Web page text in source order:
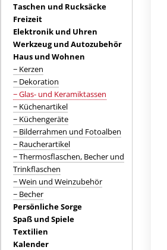
Taschen und Rucksäcke
Freizeit
Elektronik und Uhren
Werkzeug und Autozubehör
Haus und Wohnen
− Kerzen
− Dekoration
− Glas- und Keramiktassen
− Küchenartikel
− Küchengeräte
− Bilderrahmen und Fotoalben
− Raucherartikel
− Thermosflaschen, Becher und
Trinkflaschen
− Wein und Weinzubehör
− Becher
Persönliche Sorge
Spaß und Spiele
Textilien
Kalender